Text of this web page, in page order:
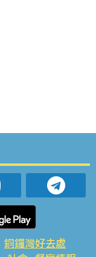
銅鑼灣好去處